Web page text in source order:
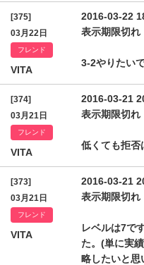
[375]
03月22日
フレンド
VITA
2016-03-22
表示期限切れ
3-2やりたい
[374]
03月21日
フレンド
VITA
2016-03-21
表示期限切れ
低くても拒否
[373]
03月21日
フレンド
VITA
2016-03-21
表示期限切れ
レベルは7で
た。(単に実
略したいと思